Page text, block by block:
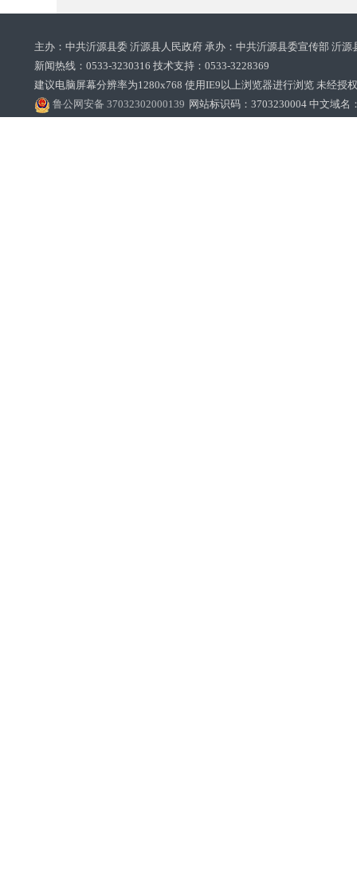
主办：中共沂源县委 沂源县人民政府 承办：中共沂源县委宣传部 沂
新闻热线：0533-3230316 技术支持：0533-3228369‌‌
建议电脑屏幕分辨率为1280x768 使用IE9以上浏览器进行浏览 未经授
鲁公网安备 37032302000139 网站标识码：3703230004 中文域名